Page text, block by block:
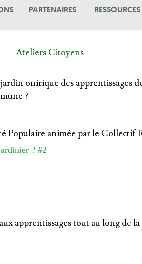
PARTENAIRES RESSOURCES
Ateliers Citoyens
onirique des apprentissages
?
Populaire animée par le Collectif
? #2
apprentissages tout au long de